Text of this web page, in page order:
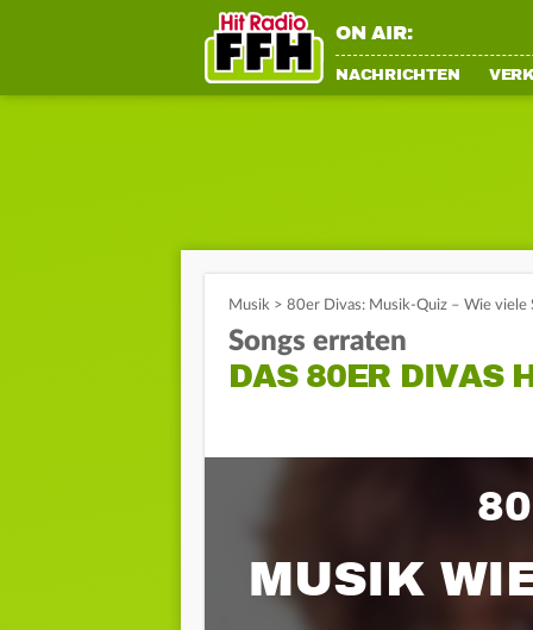
ON AIR:
NACHRICHTEN
Musik > 80er Divas: Musik-Quiz – Wie viele
Songs erraten
DAS 80ER DIVAS
MUSIK